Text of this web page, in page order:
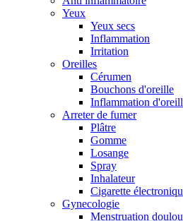
Yeux
Yeux secs
Inflammation
Irritation
Oreilles
Cérumen
Bouchons d'oreille
Inflammation
Arreter de fumer
Plâtre
Gomme
Losange
Spray
Inhalateur
Cigarette
Gynecologie
Menstruation